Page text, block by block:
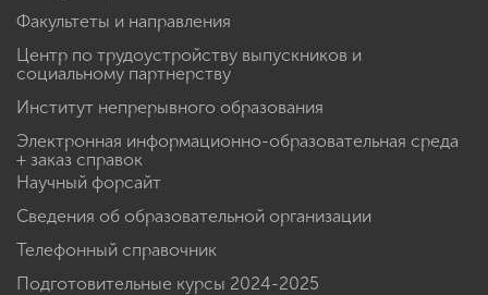
Факультеты и направления
Центр по трудоустройству выпускников и
социальному партнерству
Институт непрерывного образования
Электронная информационно-образовательная среда
+ заказ справок
Научный форсайт
Сведения об образовательной организации
Телефонный справочник
Подготовительные курсы 2024-2025